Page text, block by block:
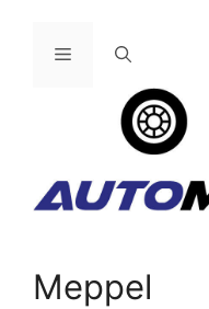
Menu
Meppel